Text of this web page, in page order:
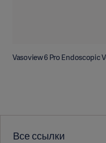
Vasoview 6 Pro Endoscopic
Все ссылки